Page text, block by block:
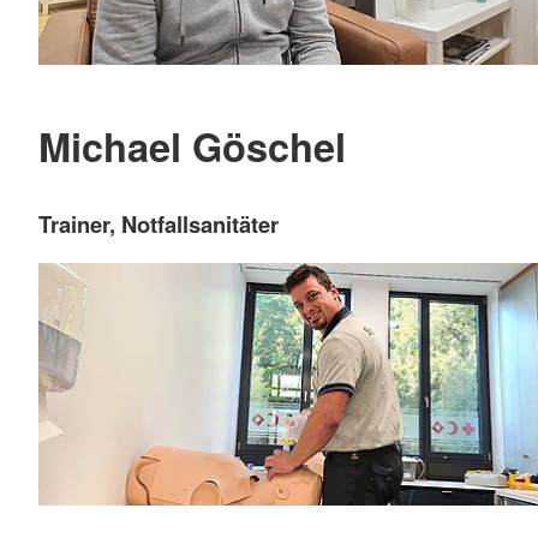
Michael Göschel
Trainer, Notfallsanitäter